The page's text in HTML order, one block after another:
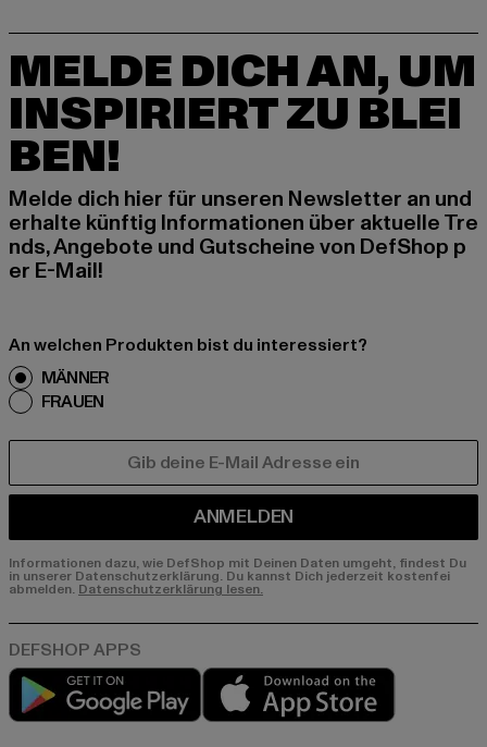
MELDE DICH AN, UM
INSPIRIERT ZU BLEI
BEN!
Melde dich hier für unseren Newsletter an und
erhalte künftig Informationen über aktuelle Tre
nds, Angebote und Gutscheine von DefShop p
er E-Mail!
An welchen Produkten bist du interessiert?
MÄNNER
FRAUEN
ANMELDEN
Informationen dazu, wie DefShop mit Deinen Daten umgeht, findest Du
in unserer Datenschutzerklärung. Du kannst Dich jederzeit kostenfei
abmelden. Datenschutzerklärung lesen.
Play market